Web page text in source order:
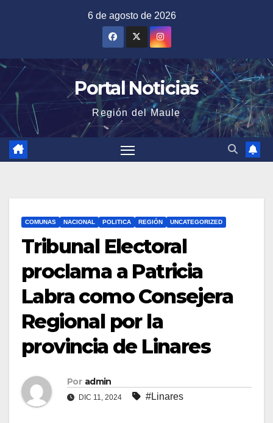
6 de agosto de 2026
Portal Noticias
Región del Maule
COMUNAS NACIONAL POLITICA REGIÓN UNCATEGORIZED
Tribunal Electoral
proclama a Patricia
Labra como Consejera
Regional por la
provincia de Linares
Por admin
DIC 11, 2024 #Linares